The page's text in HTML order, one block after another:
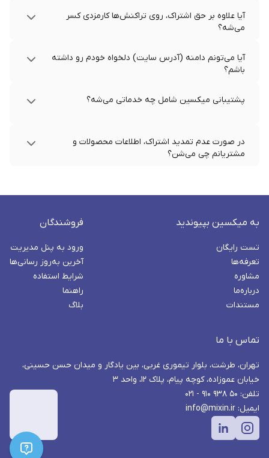
آیا علاوه بر حق اشتراک، روی تراکنش‌ها کارمزدی کسر
می‌شه؟
آیا می‌تونم دامنه (آدرس سایت) دلخواه خودم رو داشته
باشم؟
پشتیبانی میکسین شامل چه خدماتی می‌شه؟
در صورت عدم تمدید اشتراک، اطلاعات محصولات و
مشتریانم چی می‌شن؟
به میکسین بپیوندید
تست رایگان
تعرفه‌ها
مشاوره
درباره‌ما
مستندات
فروشندگان
ورود به پنل مدیریت
آخرین به‌روز رسانی‌ها
شرایط استفاده
راهنما
بلاگ
تماس با ما
تهران، طرشت، بلوار تیموری غربی، بین یادگار و میدان حسن حسینی،
خیابان عموزاده، کوچه پیام، پلاک ۱۲، واحد ۳
تلفن: ۵۰ ۹۳۸ ۹۱۰ - ۰۲۱
ایمیل: info@mixin.ir